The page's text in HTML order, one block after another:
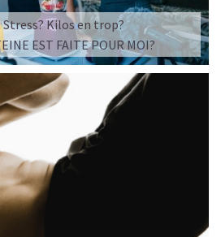
Kilos en trop?
EST FAITE POUR MOI?